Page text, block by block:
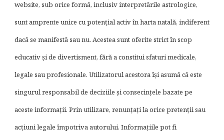
website, sub orice formă, inclusiv interpretările astrologice,
sunt amprente unice cu potențial activ în harta natală, indiferent
dacă se manifestă sau nu. Acestea sunt oferite strict în scop
educativ și de divertisment, fără a constitui sfaturi medicale,
legale sau profesionale. Utilizatorul acestora își asumă că este
singurul responsabil de deciziile și consecințele bazate pe
aceste informații. Prin utilizare, renunțați la orice pretenții sau
acțiuni legale împotriva autorului. Informațiile pot fi